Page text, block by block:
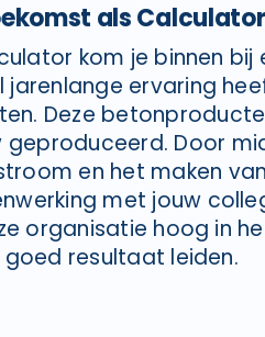
als Calculator
kom je binnen bij
ervaring
Deze
Door
en het maken
met jouw
organisatie hoog in
resultaat leiden.